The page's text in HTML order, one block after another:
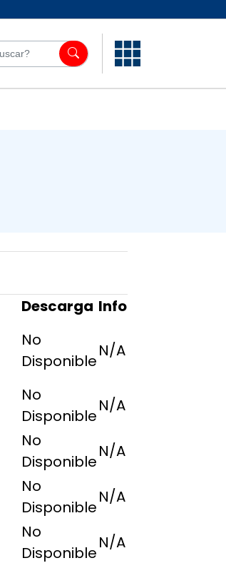
Descarga Info
No
Disponible
N/A
No
Disponible
N/A
No
Disponible
N/A
No
Disponible
N/A
No
Disponible
N/A